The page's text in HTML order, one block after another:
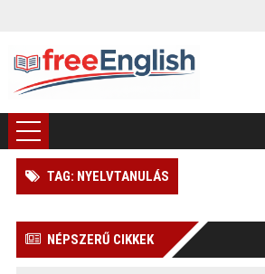
TAG: NYELVTANULÁS
NÉPSZERŰ CIKKEK